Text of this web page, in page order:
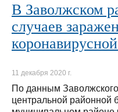
В Заволжском
случаев
11 декабря 2020 г.
По данным
центральной районной